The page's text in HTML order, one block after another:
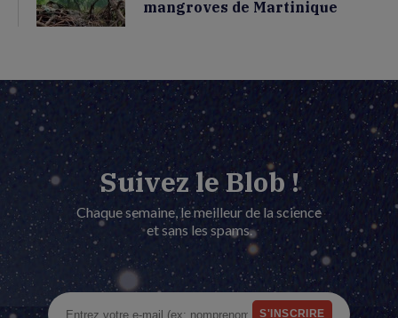
mangroves de Martinique
Suivez le Blob !
Chaque semaine, le meilleur de la science
et sans les spams.